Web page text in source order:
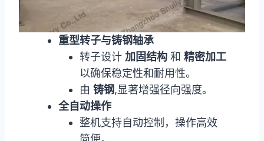
重型转子与铸钢轴承
转子设计 加固结构和 精密加工
以确保稳定性和耐用性。
由 铸钢,显著增强径向强度。
全自动操作
整机支持自动控制，操作高效